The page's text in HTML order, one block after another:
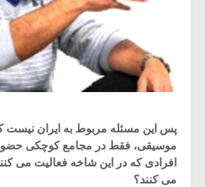
پس این مسئله مربوط به ایران نیست
موسیقی، فقط در مجامع کوچکی
افرادی که در این شاخه فعالیت می
می کنند؟